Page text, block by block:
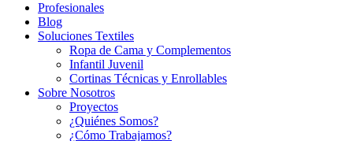
Profesionales
Blog
Soluciones Textiles
Ropa de Cama y Complementos
Infantil Juvenil
Cortinas Técnicas y Enrollables
Sobre Nosotros
Proyectos
¿Quiénes Somos?
¿Cómo Trabajamos?